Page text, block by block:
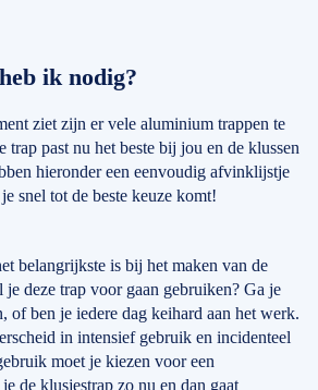
ik nodig?
ziet zijn er vele aluminium trappen te
past nu het beste bij jou en de klussen
hieronder een eenvoudig afvinklijstje
snel tot de beste keuze komt!
belangrijkste is bij het maken van de
je deze trap voor gaan gebruiken? Ga je
of ben je iedere dag keihard aan het werk.
in intensief gebruik en incidenteel
moet je kiezen voor een
de klusjestrap zo nu en dan gaat